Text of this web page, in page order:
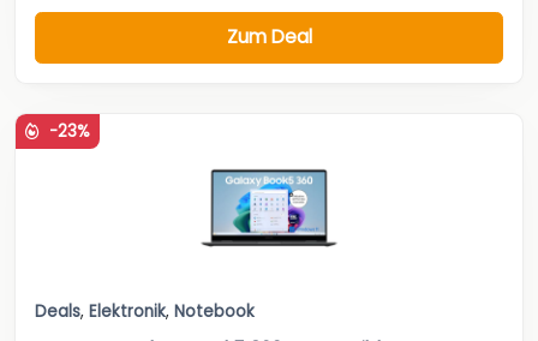
Zum Deal
-23%
Deals, Elektronik, Notebook